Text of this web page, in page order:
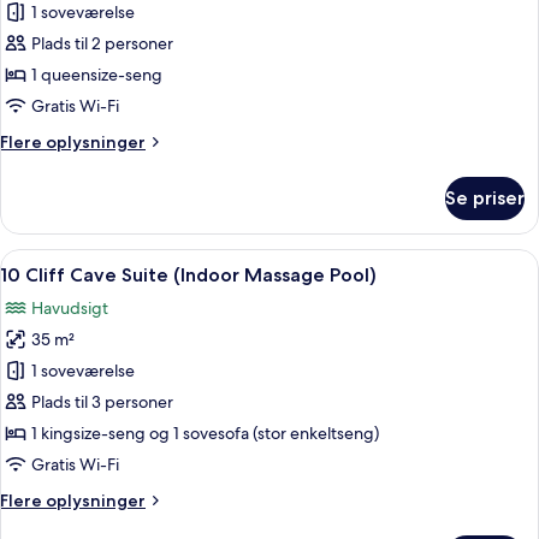
6
Caldera
Sea
View
1 soveværelse
Plads til 2 personer
1 queensize-seng
Gratis Wi-Fi
Flere oplysninger
Flere
Caldera
Sea
View
Se priser
Indlæs
alle
billeder
af
10
Cliff
Cave
Suite
Massage
Et moderne interiør med et buet loft,
8
10 Cliff Cave Suite (Indoor Massage Pool)
Havudsigt
35 m²
1 soveværelse
Plads til 3 personer
1 kingsize-seng og 1 sovesofa (stor enkeltseng)
Gratis Wi-Fi
Flere oplysninger
Flere